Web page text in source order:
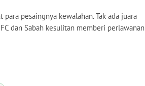
pesaingnya kewalahan. Tak ada juara
dan Sabah kesulitan memberi perlawanan